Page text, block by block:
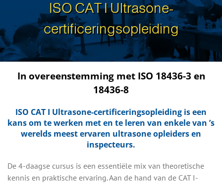
ISO CAT I Ultrasone-
certificeringsopleiding
In overeenstemming met ISO 18436-3 en
18436-8
ISO CAT I Ultrasone-certificeringsopleiding is een
kans om te werken met en te leren van enkele van ’s
werelds meest ervaren ultrasone opleiders en
inspecteurs.
De 4-daagse cursus is een essentiële mix van theoretische
kennis en praktische ervaring. Aan de hand van de CAT I-